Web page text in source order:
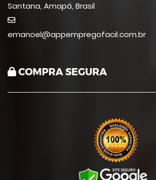
Santana, Amapá, Brasil
emanoel@appempregofacil.com.br
COMPRA SEGURA